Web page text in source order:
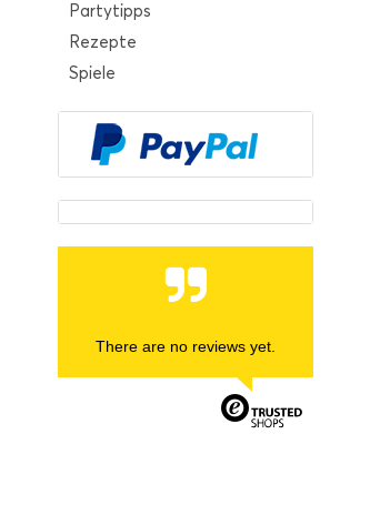
Partytipps
Rezepte
Spiele
There are no reviews yet.